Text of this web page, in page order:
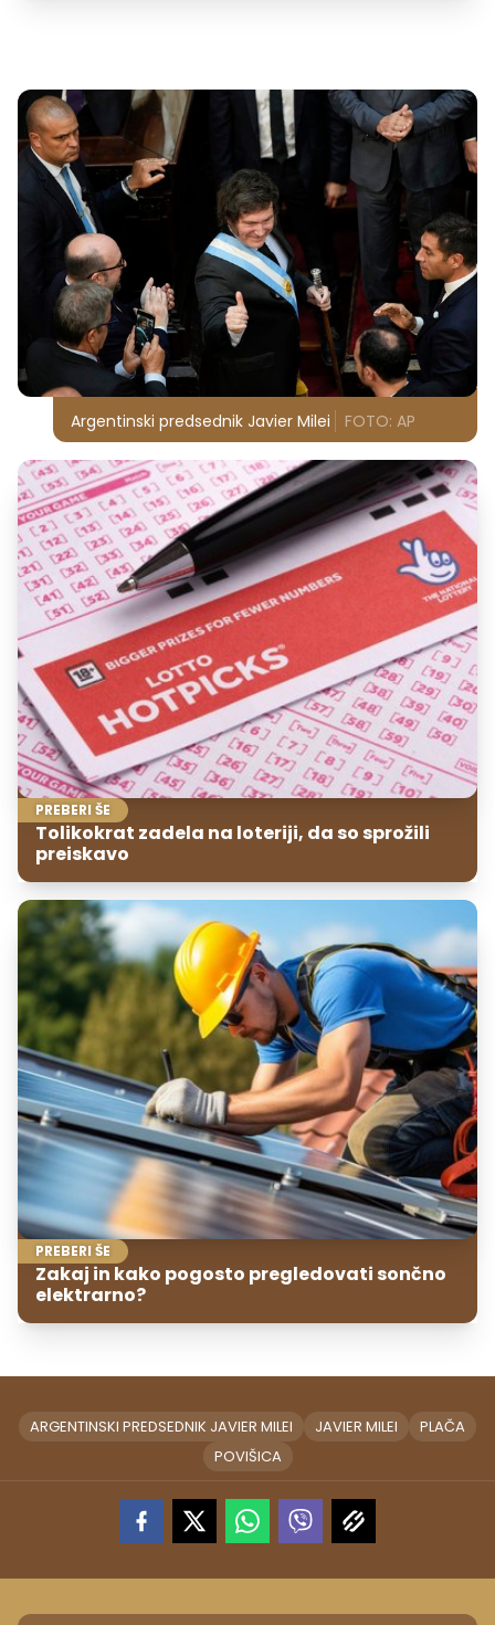
Argentinski predsednik Javier Milei FOTO: AP
PREBERI ŠE
Tolikokrat zadela na loteriji, da so sprožili
preiskavo
PREBERI ŠE
Zakaj in kako pogosto pregledovati sončno
elektrarno?
ARGENTINSKI PREDSEDNIK JAVIER MILEI JAVIER MILEI
PLAČA
POVIŠICA